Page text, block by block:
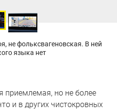
не фольксвагеновская. В ней
языка нет
приемлемая, но не более
и в других чистокровных